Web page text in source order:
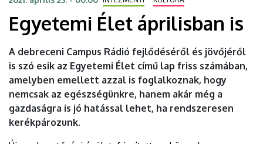
EGYETEM
Egyetemi Élet áprilisban is
A debreceni Campus Rádió fejlődéséről és jövőjéről
is szó esik az Egyetemi Élet című lap friss számában,
amelyben emellett azzal is foglalkoznak, hogy
nemcsak az egészségünkre, hanem akár még a
gazdaságra is jó hatással lehet, ha rendszeresen
kerékpározunk.